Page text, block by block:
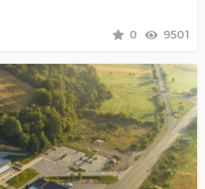
0 9501